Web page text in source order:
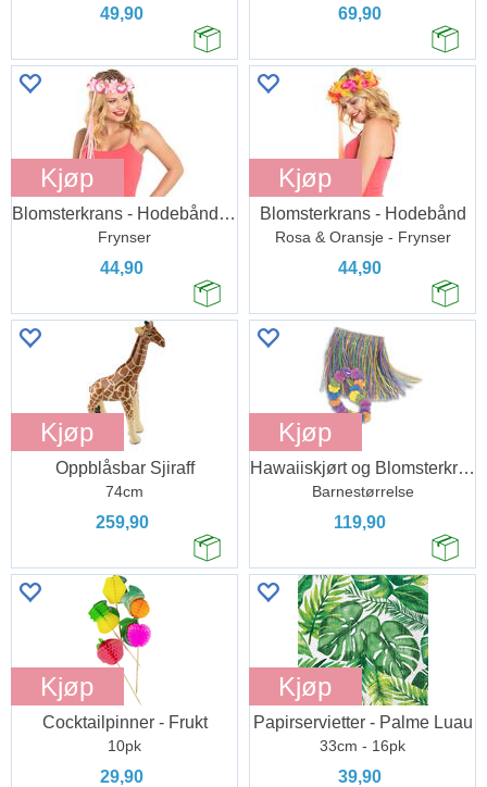
49,90 69,90
Kjøp
Blomsterkrans - Hodebånd Deluxe - Rosa
Frynser
44,90
Kjøp
Blomsterkrans - Hodebånd
Rosa & Oransje - Frynser
44,90
Kjøp
Oppblåsbar Sjiraff
74cm
259,90
Kjøp
Hawaiiskjørt og Blomsterkrans
Barnestørrelse
119,90
Kjøp
Cocktailpinner - Frukt
10pk
29,90
Kjøp
Papirservietter - Palme Luau
33cm - 16pk
39,90